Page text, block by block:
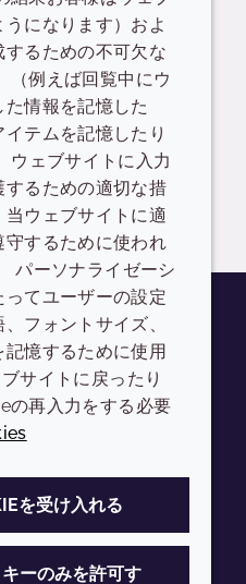
Sheets
ドロップダウンを切り
LinkedInTiktok
LEGAL
プライバシーポリシー
アクセシビリティ
クッキーポリシー
になります）およ
るための不可欠な
（例えば回覧中にウ
情報を記憶した
テムを記憶したり
ウェブサイトに入力
するための適切な措
ウェブサイトに適
するために使われ
パーソナライゼーシ
ってユーザーの設定
フォントサイズ、
憶するために使用
サイトに戻ったり
の再入力をする必要
を受け入れる
ーのみを許可す